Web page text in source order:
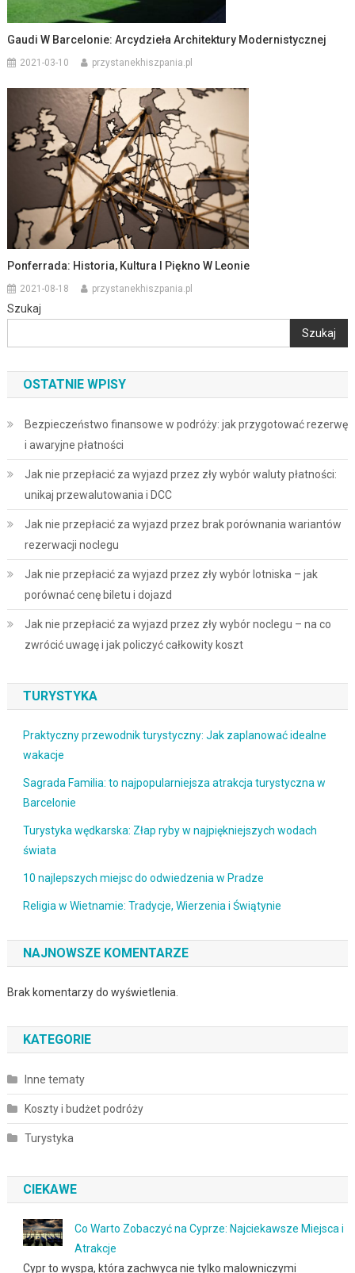
Gaudi W Barcelonie: Arcydzieła Architektury Modernistycznej
2021-03-10 przystanekhiszpania.pl
Ponferrada: Historia, Kultura I Piękno W Leonie
2021-08-18 przystanekhiszpania.pl
Szukaj
Szukaj
OSTATNIE WPISY
Bezpieczeństwo finansowe w podróży: jak przygotować rezerwę
i awaryjne płatności
Jak nie przepłacić za wyjazd przez zły wybór waluty płatności:
unikaj przewalutowania i DCC
Jak nie przepłacić za wyjazd przez brak porównania wariantów
rezerwacji noclegu
Jak nie przepłacić za wyjazd przez zły wybór lotniska – jak
porównać cenę biletu i dojazd
Jak nie przepłacić za wyjazd przez zły wybór noclegu – na co
zwrócić uwagę i jak policzyć całkowity koszt
TURYSTYKA
Praktyczny przewodnik turystyczny: Jak zaplanować idealne
wakacje
Sagrada Familia: to najpopularniejsza atrakcja turystyczna w
Barcelonie
Turystyka wędkarska: Złap ryby w najpiękniejszych wodach
świata
10 najlepszych miejsc do odwiedzenia w Pradze
Religia w Wietnamie: Tradycje, Wierzenia i Świątynie
NAJNOWSZE KOMENTARZE
Brak komentarzy do wyświetlenia.
KATEGORIE
Inne tematy
Koszty i budżet podróży
Turystyka
CIEKAWE
Co Warto Zobaczyć na Cyprze: Najciekawsze Miejsca i
Atrakcje
Cypr to wyspa, która zachwyca nie tylko malowniczymi